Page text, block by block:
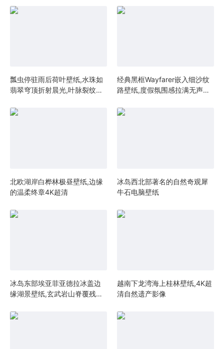
止成永恒
隐级宇宙孤独美学
瓢虫停驻雨后荷叶壁纸,水珠如
翡翠穹顶折射晨光,叶脉裂纹间
经典黑框Wayfarer嵌入细沙纹
路壁纸,度假氛围感拉满无声主
北欧湖岸白桦林极昼壁纸,边缘
的温柔终章4K超清
冰岛西北部著名的自然奇观犀
牛石电脑壁纸
冰岛东部埃亚菲亚德拉冰盖边
缘湖景壁纸,玄武岩山脊覆残雪
越南下龙湾海上桂林壁纸,4K超
清自然遗产影像